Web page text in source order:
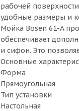
рабочей
удобные размеры и
Мойка Bosen 61-A
обеспечивает
и сифон. Это
Основные
Форма
Прямоугольная
Тип установки
Настольная